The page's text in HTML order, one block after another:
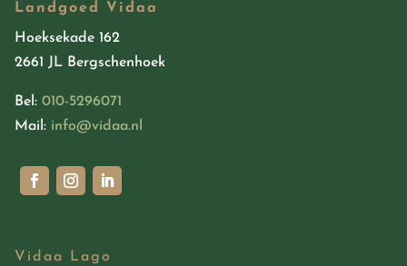
Landgoed Vidaa
Hoeksekade 162
2661 JL Bergschenhoek
Bel:010-5296071
Mail: info@vidaa.nl
Vidaa Lago